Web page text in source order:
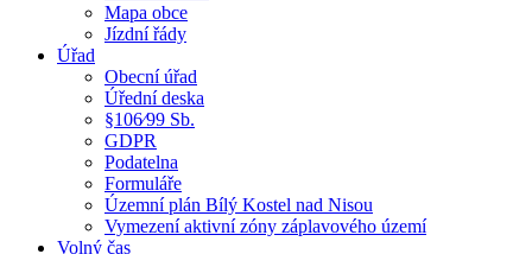
Mapa obce
Jízdní řády
Úřad
Obecní úřad
Úřední deska
§106⁄99 Sb.
GDPR
Podatelna
Formuláře
Územní plán Bílý Kostel nad Nisou
Vymezení aktivní zóny záplavového území
Volný čas